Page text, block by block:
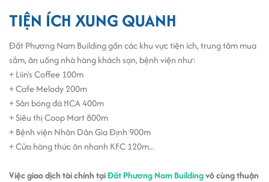
TIỆN ÍCH XUNG QUANH
Đất Phương Nam Building gần các khu vực tiện ích, trung tâm mua
sắm, ăn uống nhà hàng khách sạn, bệnh viện như:
+ Liin's Coffee 100m
+ Cafe Melody 200m
+ Sân bóng đá HCA 400m
+ Siêu thị Coop Mart 800m
+ Bệnh viện Nhân Dân Gia Định 900m
+ Cửa hàng thức ăn nhanh KFC 120m...
Việc giao dịch tài chính tạiĐất Phương Nam Buildingvô cùng thuận